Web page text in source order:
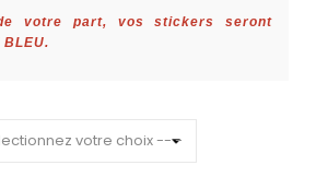
votre part, vos stickers seront